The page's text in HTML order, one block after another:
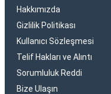
Hakkımızda
Gizlilik Politikası
Kullanıcı Sözleşmesi
Telif Hakları ve Alıntı
Sorumluluk Reddi
Bize Ulaşın